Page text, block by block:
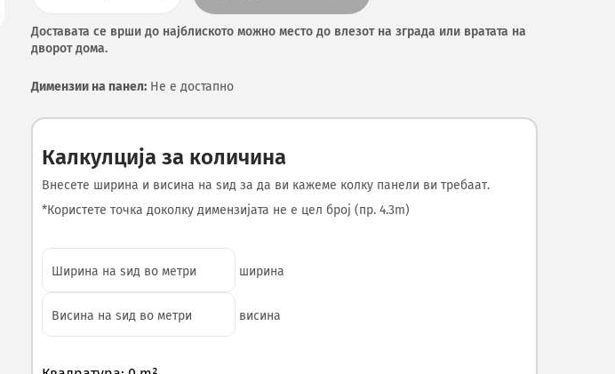
Доставата се врши до најблиското можно место до влезот на зграда или вратата на
дворот дома.
Димензии на панел: Не е достапно
Калкулција за количина
Внесете ширина и висина на ѕид за да ви кажеме колку панели ви требаат.
*Користете точка доколку димензијата не е цел број (пр. 4.3m)
ширина
висина